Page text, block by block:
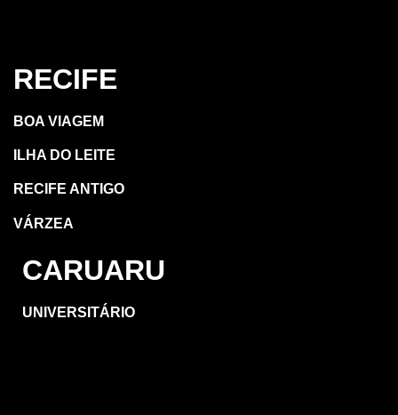
RECIFE
BOA VIAGEM
ILHA DO LEITE
RECIFE ANTIGO
VÁRZEA
CARUARU
UNIVERSITÁRIO